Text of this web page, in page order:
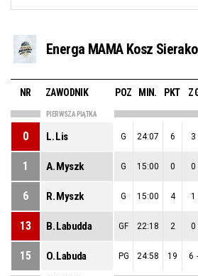
Energa MAMA Kosz
NR ZAWODNIK POZ MIN. PKT Z
PIERWSZA PIĄTKA
0 L. Lis G 24:07 6 3
1 A. Myszk G 15:00 0 0
6 R. Myszk G 15:00 4 1
13 B. Labudda GF 22:18 2 0
15 O. Labuda PG 24:58 19 6 -